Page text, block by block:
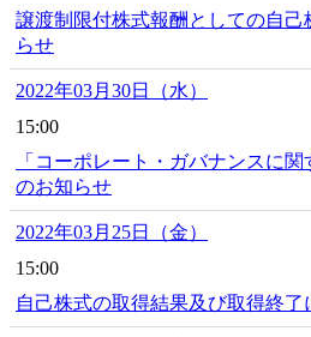
譲渡制限付株式報酬としての自
らせ
2022年03月30日（水）
15:00
「コーポレート・ガバナンスに
のお知らせ
2022年03月25日（金）
15:00
自己株式の取得結果及び取得終